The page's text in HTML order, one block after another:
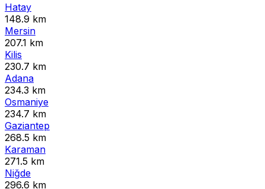
Hatay
148.9 km
Mersin
207.1 km
Kilis
230.7 km
Adana
234.3 km
Osmaniye
234.7 km
Gaziantep
268.5 km
Karaman
271.5 km
Niğde
296.6 km